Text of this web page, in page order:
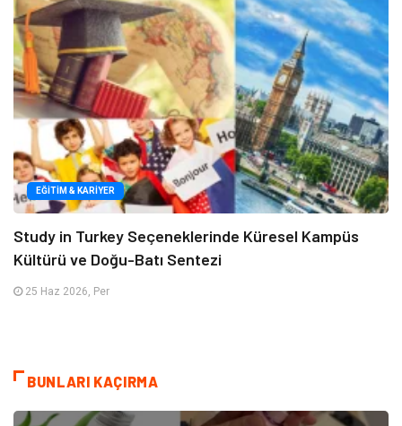
EĞITIM & KARIYER
Study in Turkey Seçeneklerinde Küresel Kampüs
Kültürü ve Doğu-Batı Sentezi
25 Haz 2026, Per
BUNLARI KAÇIRMA